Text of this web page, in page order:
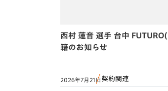
西村 蓮音 選手 台中
籍のお知らせ
2026年7月21日 契約関連